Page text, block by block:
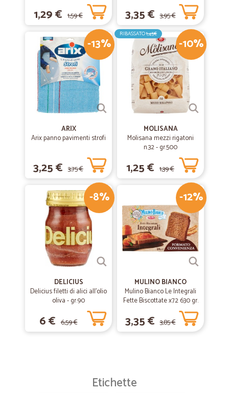
1,29 € 1,59 € 3,35 € 3,95 €
-13%
ARIX
Arix panno pavimenti strofi
3,25 € 3,75 €
-10%
RIBASSATO1,45€
MOLISANA
Molisana mezzi rigatoni
n.32 - gr.500
1,25 € 1,39 €
-8%
DELICIUS
Delicius filetti di alici all'olio
oliva - gr.90
6 € 6,59 €
-12%
MULINO BIANCO
Mulino Bianco Le Integrali
Fette Biscottate x72 630 gr.
3,35 € 3,85 €
Etichette